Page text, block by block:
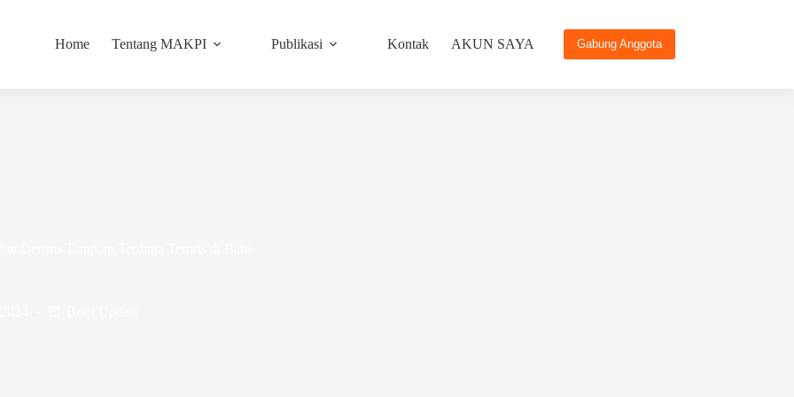
Home Tentang MAKPI Publikasi Kontak AKUN SAYA Gabung Anggota